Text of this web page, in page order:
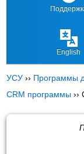
English
УСУ ›› Программы
CRM программы ››